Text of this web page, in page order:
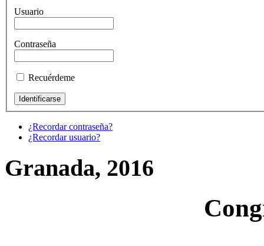
Usuario
Contraseña
Recuérdeme
¿Recordar contraseña?
¿Recordar usuario?
Granada, 2016